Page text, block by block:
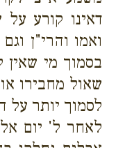
דאינו קורע
ואמו והרי"ן
בסמוך מי שאין
שאול מחבירו
לסמוך יותר על
לאחר ל' יום